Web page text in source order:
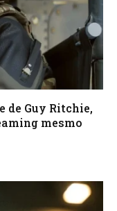
de Guy Ritchie,
mesmo